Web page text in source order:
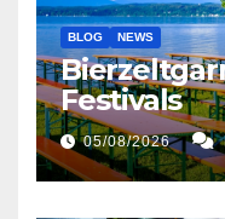
BLOG NEWS
Festivals
05/08/2026